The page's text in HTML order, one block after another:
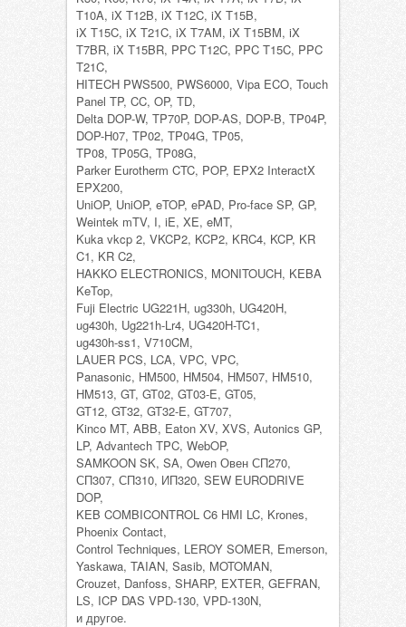
T10A, iX T12B, iX T12C, iX T15B,
iX T15C, iX T21C, iX T7AM, iX T15BM, iX
T7BR, iX T15BR, PPC T12C, PPC T15C, PPC
T21C,
HITECH PWS500, PWS6000, Vipa ECO, Touch
Panel TP, CC, OP, TD,
Delta DOP-W, TP70P, DOP-AS, DOP-B, TP04P,
DOP-H07, TP02, TP04G, TP05,
TP08, TP05G, TP08G,
Parker Eurotherm CTC, POP, EPX2 InteractX
EPX200,
UniOP, UniOP, eTOP, ePAD, Pro-face SP, GP,
Weintek mTV, I, iE, XE, eMT,
Kuka vkcp 2, VKCP2, KCP2, KRC4, KCP, KR
C1, KR C2,
HAKKO ELECTRONICS, MONITOUCH, KEBA
KeTop,
Fuji Electric UG221H, ug330h, UG420H,
ug430h, Ug221h-Lr4, UG420H-TC1,
ug430h-ss1, V710CM,
LAUER PCS, LCA, VPC, VPC,
Panasonic, HM500, HM504, HM507, HM510,
HM513, GT, GT02, GT03-E, GT05,
GT12, GT32, GT32-E, GT707,
Kinco MT, ABB, Eaton XV, XVS, Autonics GP,
LP, Advantech TPC, WebOP,
SAMKOON SK, SA, Owen Овен СП270,
СП307, СП310, ИП320, SEW EURODRIVE
DOP,
KEB COMBICONTROL C6 HMI LC, Krones,
Phoenix Contact,
Control Techniques, LEROY SOMER, Emerson,
Yaskawa, TAIAN, Sasib, MOTOMAN,
Crouzet, Danfoss, SHARP, EXTER, GEFRAN,
LS, ICP DAS VPD-130, VPD-130N,
и другое.